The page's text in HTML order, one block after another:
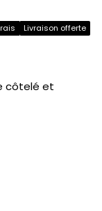
Livraison offerte
côtelé et